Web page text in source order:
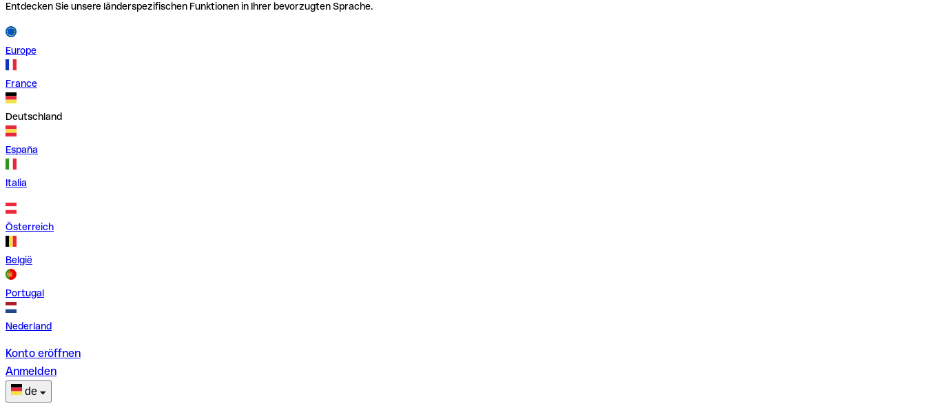
Entdecken Sie unsere länderspezifischen Funktionen in Ihrer bevorzugten Sprache.
Europe
France
Deutschland
España
Italia
Österreich
België
Portugal
Nederland
Konto eröffnen
Anmelden
de